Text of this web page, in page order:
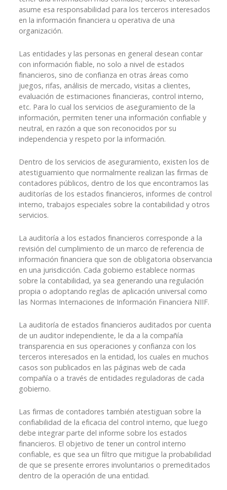
asume esa responsabilidad para los terceros interesados
en la información financiera u operativa de una
organización.
Las entidades y las personas en general desean contar
con información fiable, no solo a nivel de estados
financieros, sino de confianza en otras áreas como
juegos, rifas, análisis de mercado, visitas a clientes,
evaluación de estimaciones financieras, control interno,
etc. Para lo cual los servicios de aseguramiento de la
información, permiten tener una información confiable y
neutral, en razón a que son reconocidos por su
independencia y respeto por la información.
Dentro de los servicios de aseguramiento, existen los de
atestiguamiento que normalmente realizan las firmas de
contadores públicos, dentro de los que encontramos las
auditorías de los estados financieros, informes de control
interno, trabajos especiales sobre la contabilidad y otros
servicios.
La auditoría a los estados financieros corresponde a la
revisión del cumplimiento de un marco de referencia de
información financiera que son de obligatoria observancia
en una jurisdicción. Cada gobierno establece normas
sobre la contabilidad, ya sea generando una regulación
propia o adoptando reglas de aplicación universal como
las Normas Internaciones de Información Financiera NIIF.
La auditoría de estados financieros auditados por cuenta
de un auditor independiente, le da a la compañía
transparencia en sus operaciones y confianza con los
terceros interesados en la entidad, los cuales en muchos
casos son publicados en las páginas web de cada
compañía o a través de entidades reguladoras de cada
gobierno.
Las firmas de contadores también atestiguan sobre la
confiabilidad de la eficacia del control interno, que luego
debe integrar parte del informe sobre los estados
financieros. El objetivo de tener un control interno
confiable, es que sea un filtro que mitigue la probabilidad
de que se presente errores involuntarios o premeditados
dentro de la operación de una entidad.